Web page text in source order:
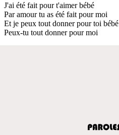
J'ai été fait pour t'aimer bébé
Par amour tu as été fait pour moi
Et je peux tout donner pour toi bébé
Peux-tu tout donner pour moi